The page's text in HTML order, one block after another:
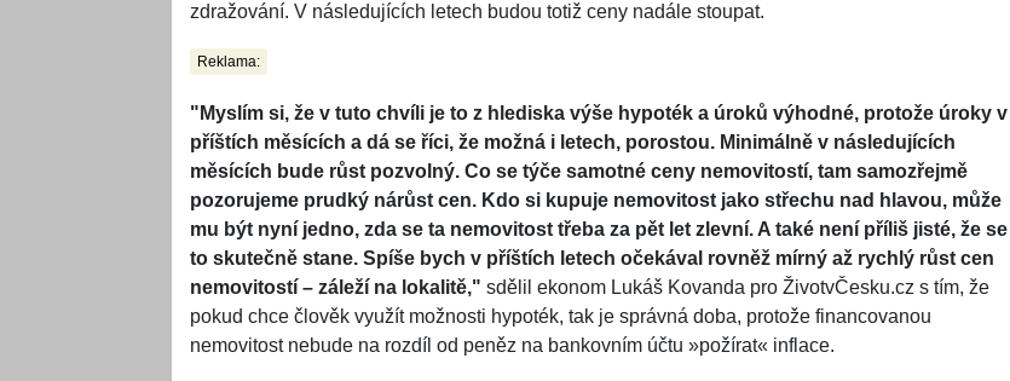
zdražování. V následujících letech budou totiž ceny nadále stoupat.
Reklama:
"Myslím si, že v tuto chvíli je to z hlediska výše hypoték a úroků výhodné, protože úroky v
příštích měsících a dá se říci, že možná i letech, porostou. Minimálně v následujících
měsících bude růst pozvolný. Co se týče samotné ceny nemovitostí, tam samozřejmě
pozorujeme prudký nárůst cen. Kdo si kupuje nemovitost jako střechu nad hlavou, může
mu být nyní jedno, zda se ta nemovitost třeba za pět let zlevní. A také není příliš jisté, že se
to skutečně stane. Spíše bych v příštích letech očekával rovněž mírný až rychlý růst cen
nemovitostí – záleží na lokalitě," sdělil ekonom Lukáš Kovanda pro ŽivotvČesku.cz s tím, že
pokud chce člověk využít možnosti hypoték, tak je správná doba, protože financovanou
nemovitost nebude na rozdíl od peněz na bankovním účtu »požírat« inflace.